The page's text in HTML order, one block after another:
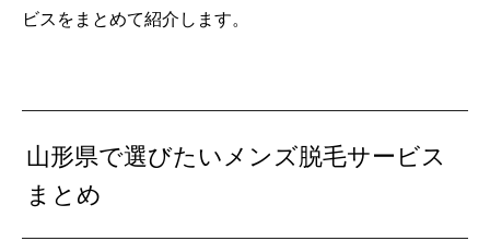
ビスをまとめて紹介します。
山形県で選びたいメンズ脱毛サービス
まとめ